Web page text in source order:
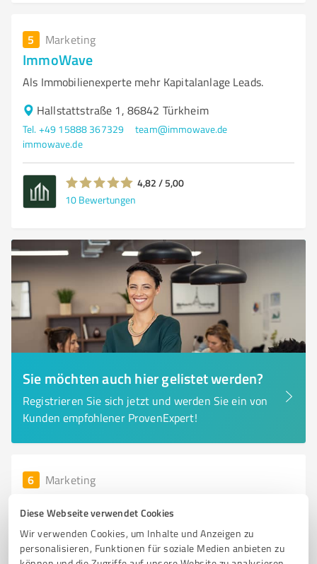
Diese Webseite verwendet Cookies
Wir verwenden Cookies, um Inhalte und Anzeigen zu
personalisieren, Funktionen für soziale Medien anbieten zu
5 Marketing
ImmoWave
Als Immobilienexperte mehr Kapitalanlage Leads.
Hallstattstraße 1, 86842 Türkheim
Tel. +49 15888 367329
team@immowave.de
immowave.de
4,82 / 5,00
10 Bewertungen
Sie möchten auch hier gelistet werden?
Registrieren Sie sich jetzt und werden Sie ein von
Kunden empfohlener ProvenExpert!
6 Marketing
WITT WERBETECHNIK - Ihre Werbeagentur für
kreative Drucklösungen in München